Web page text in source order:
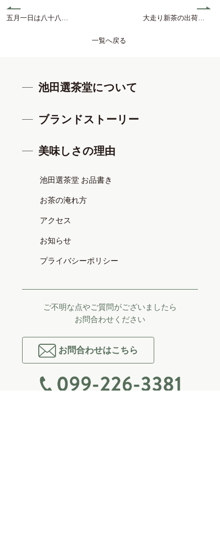
五月一日は八十八夜!!新茶手摘み体験のご案内
一覧へ戻る
大走り新茶の出荷につきまして
池田選茶堂について
ブランドストーリー
美味しさの理由
池田選茶堂 お品書き
お茶の淹れ方
アクセス
お知らせ
プライバシーポリシー
ご不明な点やご質問がございましたら
お問合わせください
お問合わせはこちら